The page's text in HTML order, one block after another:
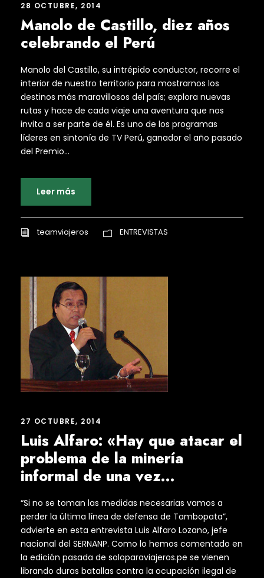
28 OCTUBRE, 2014
Manolo de Castillo, diez años
celebrando el Perú
Manolo del Castillo, su intrépido conductor, recorre el
interior de nuestro territorio para mostrarnos los
destinos más maravillosos del país; explora nuevas
rutas y hace de cada viaje una aventura que nos
invita a ser parte de él. Es uno de los programas
líderes en sintonía de TV Perú, ganador el año pasado
del Premio...
Leer más
teamviajeros ENTREVISTAS
27 OCTUBRE, 2014
Luis Alfaro: «Hay que atacar el
problema de la minería
informal de una vez…
“Si no se toman las medidas necesarias vamos a
perder la última línea de defensa de Tambopata”,
advierte en esta entrevista Luis Alfaro Lozano, jefe
nacional del SERNANP. Como lo hemos comentado en
la edición pasada de soloparaviajeros.pe se vienen
librando duras batallas contra la ocupación ilegal de